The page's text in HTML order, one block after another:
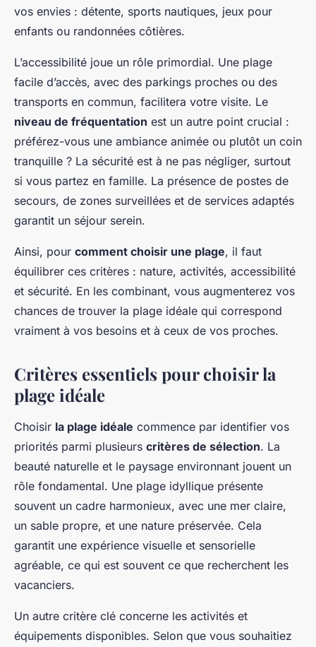
vos envies : détente, sports nautiques, jeux pour
enfants ou randonnées côtières.
L’accessibilité joue un rôle primordial. Une plage
facile d’accès, avec des parkings proches ou des
transports en commun, facilitera votre visite. Le
niveau de fréquentation est un autre point crucial :
préférez-vous une ambiance animée ou plutôt un coin
tranquille ? La sécurité est à ne pas négliger, surtout
si vous partez en famille. La présence de postes de
secours, de zones surveillées et de services adaptés
garantit un séjour serein.
Ainsi, pour comment choisir une plage, il faut
équilibrer ces critères : nature, activités, accessibilité
et sécurité. En les combinant, vous augmenterez vos
chances de trouver la plage idéale qui correspond
vraiment à vos besoins et à ceux de vos proches.
Critères essentiels pour choisir la
plage idéale
Choisir la plage idéale commence par identifier vos
priorités parmi plusieurs critères de sélection. La
beauté naturelle et le paysage environnant jouent un
rôle fondamental. Une plage idyllique présente
souvent un cadre harmonieux, avec une mer claire,
un sable propre, et une nature préservée. Cela
garantit une expérience visuelle et sensorielle
agréable, ce qui est souvent ce que recherchent les
vacanciers.
Un autre critère clé concerne les activités et
équipements disponibles. Selon que vous souhaitiez